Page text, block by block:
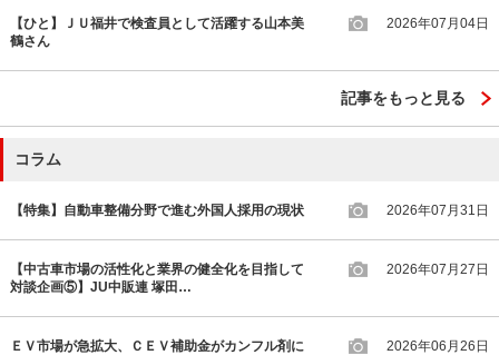
【ひと】ＪＵ福井で検査員として活躍する山本美
鶴さん
2026年07月04日
記事をもっと見る
コラム
【特集】自動車整備分野で進む外国人採用の現状 2026年07月31日
【中古車市場の活性化と業界の健全化を目指して
対談企画⑤】JU中販連 塚田…
2026年07月27日
ＥＶ市場が急拡大、ＣＥＶ補助金がカンフル剤に 2026年06月26日